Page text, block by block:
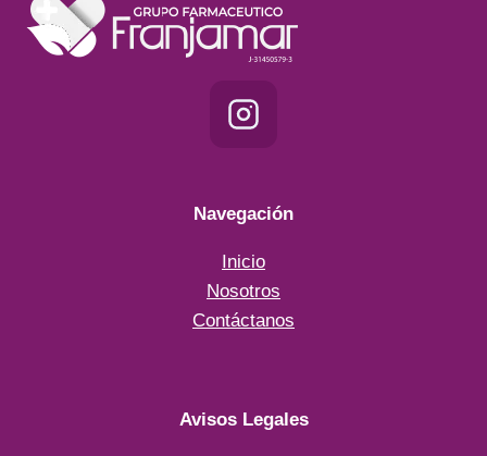
Navegación
Inicio
Nosotros
Contáctanos
Avisos Legales